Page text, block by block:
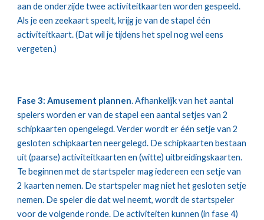
aan de onderzijde twee activiteitkaarten worden gespeeld.
Als je een zeekaart speelt, krijg je van de stapel één
activiteitkaart. (Dat wil je tijdens het spel nog wel eens
vergeten.)
Fase 3: Amusement plannen. Afhankelijk van het aantal
spelers worden er van de stapel een aantal setjes van 2
schipkaarten opengelegd. Verder wordt er één setje van 2
gesloten schipkaarten neergelegd. De schipkaarten bestaan
uit (paarse) activiteitkaarten en (witte) uitbreidingskaarten.
Te beginnen met de startspeler mag iedereen een setje van
2 kaarten nemen. De startspeler mag niet het gesloten setje
nemen. De speler die dat wel neemt, wordt de startspeler
voor de volgende ronde. De activiteiten kunnen (in fase 4)